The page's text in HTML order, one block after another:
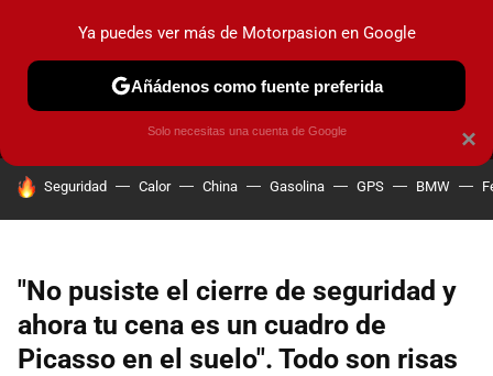
MENÚ NUEVO
COCHES ELÉCTRICOS OBSERVATORIO
HOY SE HABLA DE
Seguridad Calor China Gasolina GPS BMW
"No pusiste el cierre de seguridad y
ahora tu cena es un cuadro de
Picasso en el suelo". Todo son risas
×
Ya puedes ver más de Motorpasion en Google
Añádenos como fuente preferida
Solo necesitas una cuenta de Google